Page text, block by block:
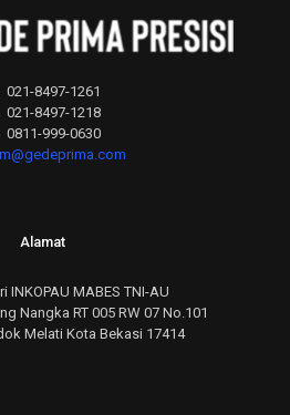
021-8497-1261
021-8497-1218
0811-999-0630
Alamat
INKOPAU MABES TNI-AU
Nangka RT 005 RW 07 No.101
Melati Kota Bekasi 17414